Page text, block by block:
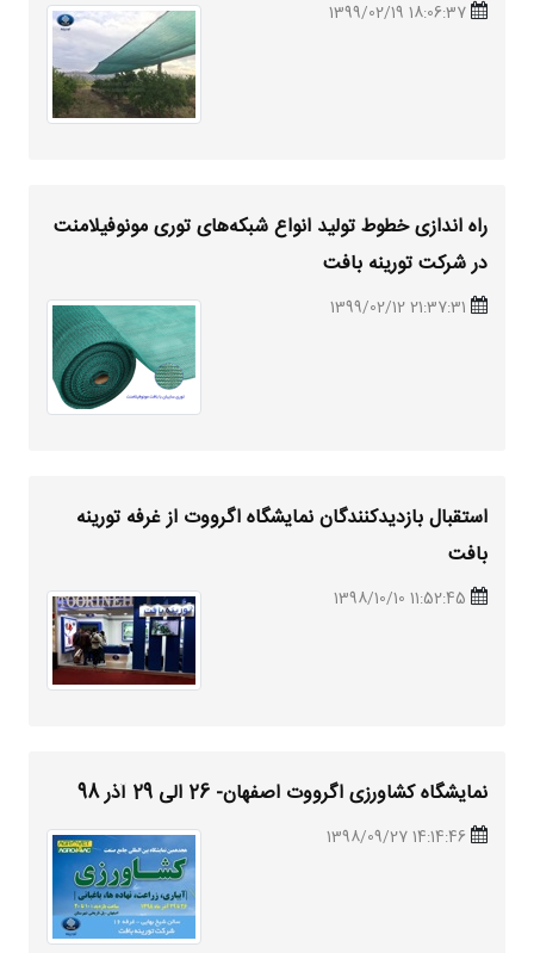
18:06:37 1399/02/19
راه اندازی خطوط تولید انواع شبکه‌های توری مونوفیلامنت
در شرکت تورینه بافت
21:37:31 1399/02/12
استقبال بازدیدکنندگان نمایشگاه اگرووت از غرفه تورینه
بافت
11:52:45 1398/10/10
نمایشگاه کشاورزی اگرووت اصفهان- 26 الی 29 آذر 98
14:14:46 1398/09/27